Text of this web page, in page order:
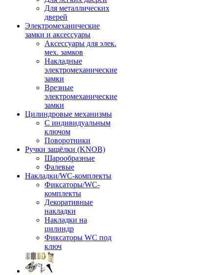
Для металлических
дверей
Электромеханические
замки и аксессуары
Аксессуары для элек.
мех. замков
Накладные
электромеханические
замки
Врезные
электромеханические
замки
Цилиндровые механизмы
С индивидуальным
ключом
Поворотники
Ручки защёлки (KNOB)
Шарообразные
Фалевые
Накладки/WC-комплекты
Фиксаторы/WC-
комплекты
Декоративные
накладки
Накладки на
цилиндр
Фиксаторы WC под
ключ